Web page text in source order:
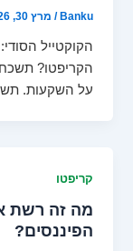
Banku
/ מרץ 30, 2026
הקוקטייל
הקריפטו?
על השקעות.
קריפטו
מה זה רשת
הפיננסים?